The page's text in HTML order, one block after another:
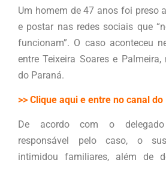
Um homem de 47 anos foi preso
e postar nas redes sociais que
funcionam”. O caso aconteceu
entre Teixeira Soares e
do Paraná.
>> Clique aqui e entre no canal do
De acordo com o delegado
responsável pelo caso, o
intimidou familiares, além de